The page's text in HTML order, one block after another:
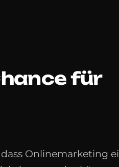
für
Onlinemarketing